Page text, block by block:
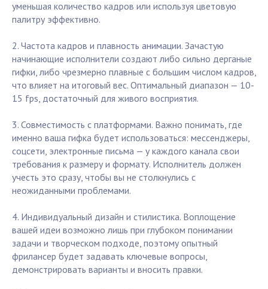
уменьшая количество кадров или используя цветовую
палитру эффективно.
2. Частота кадров и плавность анимации. Зачастую
начинающие исполнители создают либо сильно дерганые
гифки, либо чрезмерно плавные с большим числом кадров,
что влияет на итоговый вес. Оптимальный диапазон — 10-
15 fps, достаточный для живого восприятия.
3. Совместимость с платформами. Важно понимать, где
именно ваша гифка будет использоваться: мессенджеры,
соцсети, электронные письма — у каждого канала свои
требования к размеру и формату. Исполнитель должен
учесть это сразу, чтобы вы не столкнулись с
неожиданными проблемами.
4. Индивидуальный дизайн и стилистика. Воплощение
вашей идеи возможно лишь при глубоком понимании
задачи и творческом подходе, поэтому опытный
фрилансер будет задавать ключевые вопросы,
демонстрировать варианты и вносить правки.